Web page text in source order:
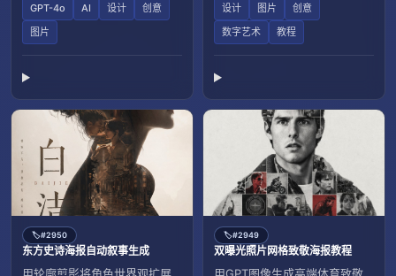
GPT-4o AI 设计
创意
图片
设计 图片
创意
数字艺术
教程
🏷️#2950
东方史诗海报自动叙事生成
🏷️#2949
双曝光照片网格致敬海报教程